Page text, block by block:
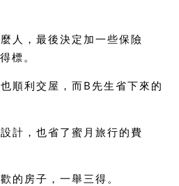
人，最後決定加一些保險
標。
順利交屋，而B先生省下來的
計，也省了蜜月旅行的費
的房子，一舉三得。